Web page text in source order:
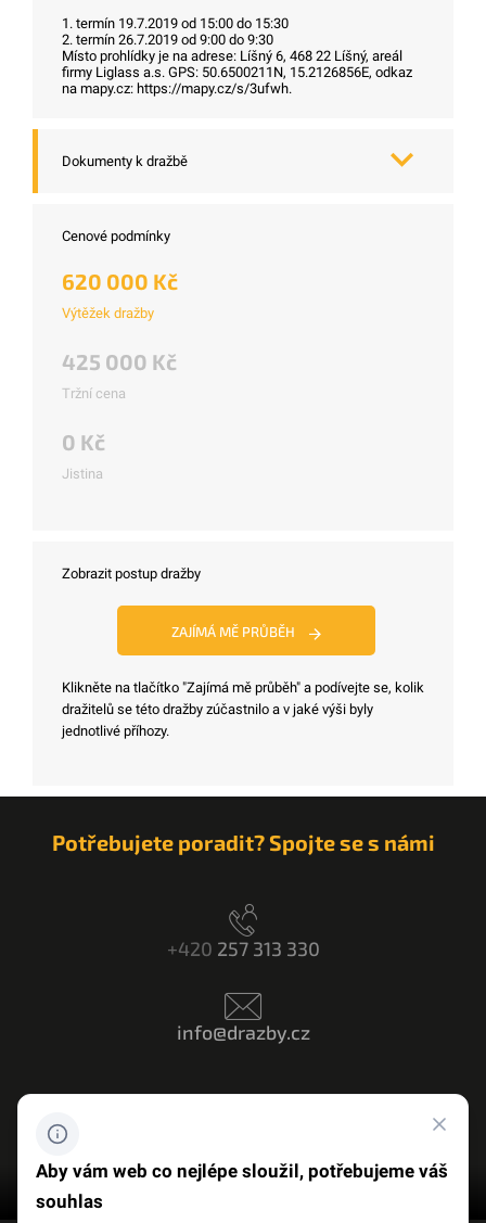
1. termín 19.7.2019 od 15:00 do 15:30
2. termín 26.7.2019 od 9:00 do 9:30
Místo prohlídky je na adrese: Líšný 6, 468 22 Líšný, areál
firmy Liglass a.s. GPS: 50.6500211N, 15.2126856E, odkaz
na mapy.cz: https://mapy.cz/s/3ufwh.
Dokumenty k dražbě
Cenové podmínky
620 000 Kč
Výtěžek dražby
425 000 Kč
Tržní cena
0 Kč
Jistina
Zobrazit postup dražby
ZAJÍMÁ MĚ PRŮBĚH
Klikněte na tlačítko "Zajímá mě průběh" a podívejte se, kolik
dražitelů se této dražby zúčastnilo a v jaké výši byly
jednotlivé příhozy.
Potřebujete poradit? Spojte se s námi
+420 257 313 330
info@drazby.cz
Aby vám web co nejlépe sloužil, potřebujeme váš
souhlas